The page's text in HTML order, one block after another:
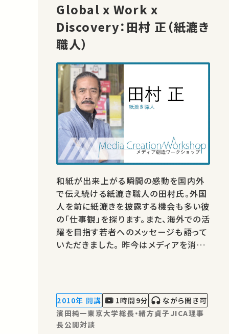
Global x Work x
Discovery：田村 正（紙漉き
職人）
和紙が出来上がる瞬間の感動を国内外
で伝え続ける紙漉き職人の田村氏。外国
人を前に紙漉きを披露する機会も多い彼
の「仕事観」を探ります。また、海外での活
躍を目指す若者へのメッセージも語って
いただきました。 昨今はメディアを消費
「メディア創造ワークショップ」 では、 大
学…
2010年 開講 1時間9分
ながら聞き可
濱田純一東京大学総長・緒方貞子JICA理事
長公開対談